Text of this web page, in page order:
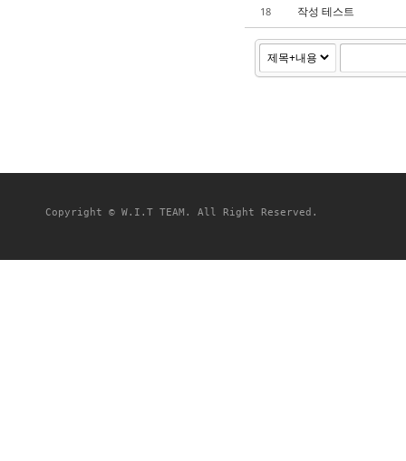
18 작성 테스트
Copyright © W.I.T TEAM. All Right Reserved.